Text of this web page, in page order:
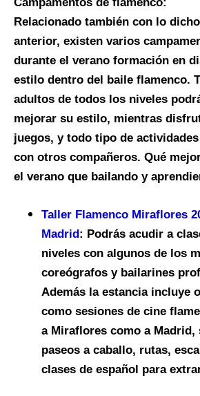
Relacionado también con lo
anterior, existen varios
durante el verano formación en
estilo dentro del baile flamenco.
adultos de todos los niveles
mejorar su estilo, mientras
juegos, y todo tipo de
con otros compañeros. Qué
el verano que bailando y
Taller Flamenco Miraflores
Madrid: Podrás acudir a
niveles con algunos de los
coreógrafos y bailarines
Además la estancia incluye
como sesiones de cine
a Miraflores como a Madrid,
paseos a caballo, rutas,
clases de español para